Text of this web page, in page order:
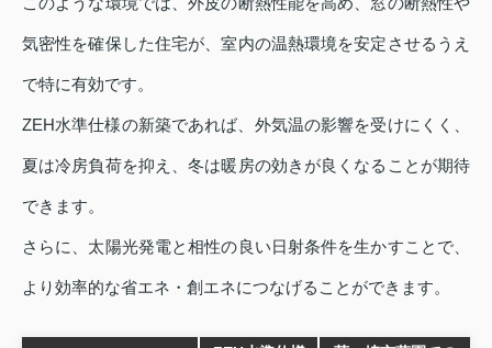
気密性を確保した住宅が、室内の温熱環境を安定させるうえ
で特に有効です。
ZEH水準仕様の新築であれば、外気温の影響を受けにくく、
夏は冷房負荷を抑え、冬は暖房の効きが良くなることが期待
できます。
さらに、太陽光発電と相性の良い日射条件を生かすことで、
より効率的な省エネ・創エネにつなげることができます。